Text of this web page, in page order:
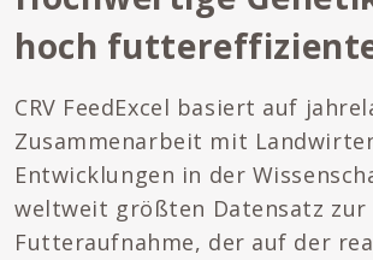
hoch
CRV FeedExcel basiert auf
Zusammenarbeit mit
Entwicklungen in der
weltweit größten Datensatz zur
Futteraufnahme, der auf der